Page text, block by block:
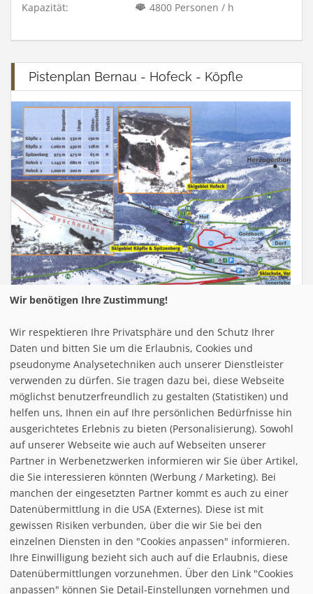
Kapazität:
4800 Personen / h
Pistenplan Bernau - Hofeck - Köpfle
Infrastuktur Bernau - Hofeck - Köpfle
Loipe/Langlauf:
50
Snow tubing:
Eislaufen:
Rodelbahn:
3 - total 4 km
Nachtrodeln:
Hallenbad:
follow us on facebook
Wir benötigen Ihre Zustimmung!
Wir respektieren Ihre Privatsphäre und den Schutz Ihrer
Daten und bitten Sie um die Erlaubnis, Cookies und
pseudonyme Analysetechniken auch unserer Dienstleister
verwenden zu dürfen. Sie tragen dazu bei, diese Webseite
möglichst benutzerfreundlich zu gestalten (Statistiken) und
helfen uns, Ihnen ein auf Ihre persönlichen Bedürfnisse hin
ausgerichtetes Erlebnis zu bieten (Personalisierung). Sowohl
auf unserer Webseite wie auch auf Webseiten unserer
Partner in Werbenetzwerken informieren wir Sie über Artikel,
die Sie interessieren könnten (Werbung / Marketing). Bei
manchen der eingesetzten Partner kommt es auch zu einer
Datenübermittlung in die USA (Externes). Diese ist mit
gewissen Risiken verbunden, über die wir Sie bei den
einzelnen Diensten in den "Cookies anpassen" informieren.
Ihre Einwilligung bezieht sich auch auf die Erlaubnis, diese
Datenübermittlungen vorzunehmen. Über den Link "Cookies
anpassen" können Sie Detail-Einstellungen vornehmen und